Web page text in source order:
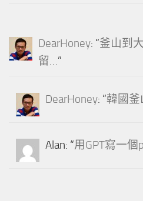
DearHoney: “釜山到
留…”
DearHoney: “韓國釜
Alan: “用GPT寫一